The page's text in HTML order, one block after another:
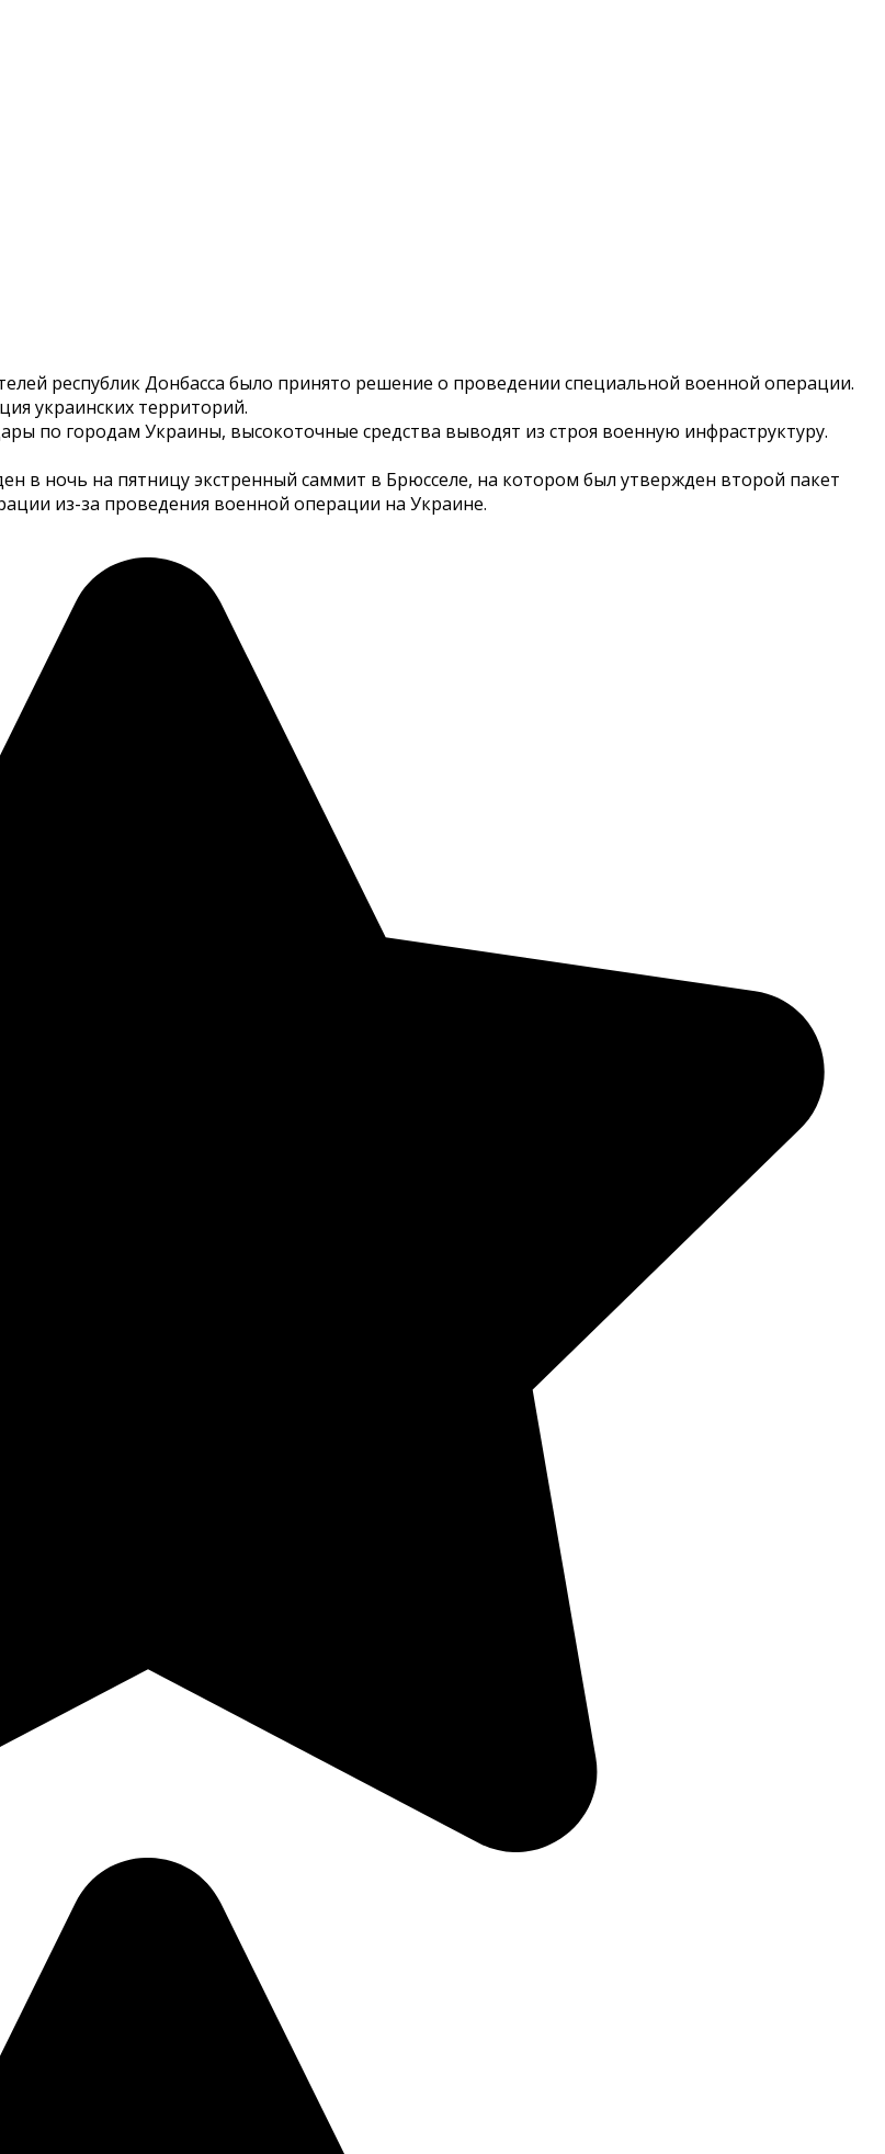
республик Донбасса было принято решение о проведении специальной военной операции.
украинских территорий.
по городам Украины, высокоточные средства выводят из строя военную инфраструктуру.
в ночь на пятницу экстренный саммит в Брюсселе, на котором был утвержден второй пакет
из-за проведения военной операции на Украине.